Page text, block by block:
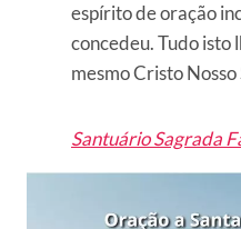
espírito de oração
concedeu. Tudo isto
mesmo Cristo
Santuário Sagrada